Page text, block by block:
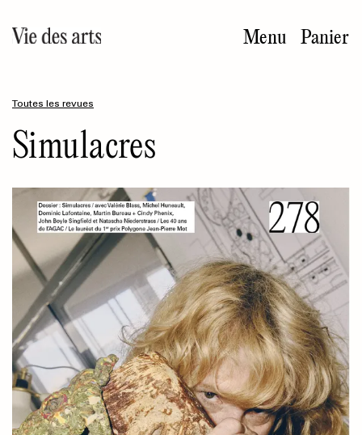
au
contenu
Menu Panier
Toutes les revues
Simulacres